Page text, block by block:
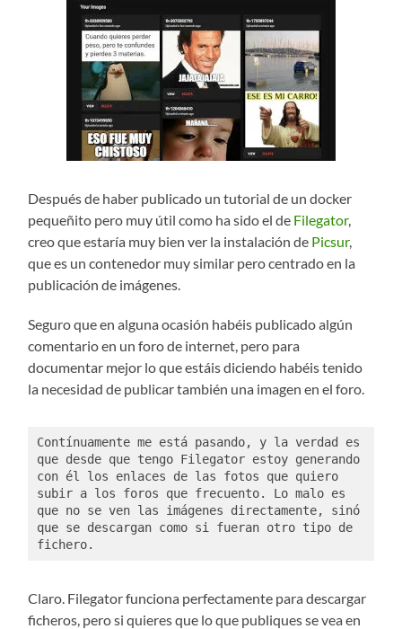
Después de haber publicado un tutorial de un docker
pequeñito pero muy útil como ha sido el de Filegator,
creo que estaría muy bien ver la instalación de Picsur,
que es un contenedor muy similar pero centrado en la
publicación de imágenes.
Seguro que en alguna ocasión habéis publicado algún
comentario en un foro de internet, pero para
documentar mejor lo que estáis diciendo habéis tenido
la necesidad de publicar también una imagen en el foro.
Contínuamente me está pasando, y la verdad es
que desde que tengo Filegator estoy generando
con él los enlaces de las fotos que quiero
subir a los foros que frecuento. Lo malo es
que no se ven las imágenes directamente, sinó
que se descargan como si fueran otro tipo de
fichero.
Claro. Filegator funciona perfectamente para descargar
ficheros, pero si quieres que lo que publiques se vea en